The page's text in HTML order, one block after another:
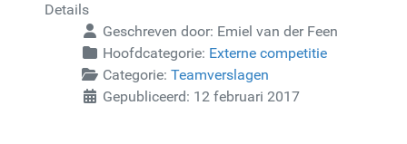
Details
Geschreven door: Emiel van der Feen
Hoofdcategorie: Externe competitie
Categorie: Teamverslagen
Gepubliceerd: 12 februari 2017